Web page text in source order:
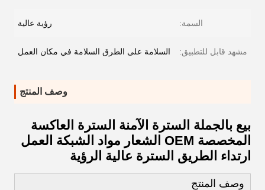
السمة: رؤية عالية
مشهد قابل للتطبيق: السلامة على الطرق السلامة في مكان العمل
وصف المنتج
بيع بالجملة السترة الآمنة السترة العاكسة
المخصصة OEM الشعار مواد الشبكة العمل
ارتداء الطريق السترة عالية الرؤية
وصف المنتج